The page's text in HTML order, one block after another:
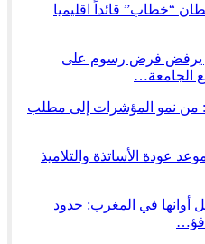
“خطاب” قائداً اقليميا
يرفض فرض رسوم على
الجامعة…
من نمو المؤشرات إلى مطلب
عودة الأساتذة والتلاميذ
أوانها في المغرب: حدود